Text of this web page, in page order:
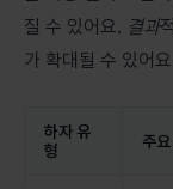
질 수 있어요. 결과
가 확대될 수 있어
하자 유
형
주